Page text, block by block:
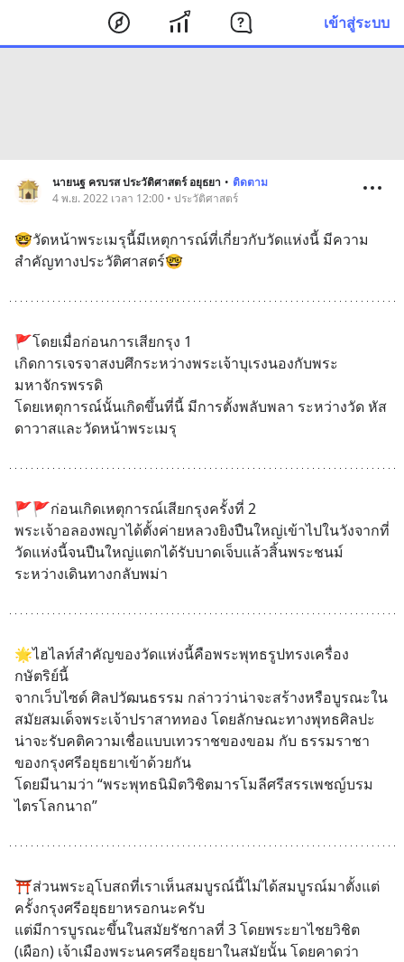
เข้าสู่ระบบ
นายนฐ ครบรส ประวัติศาสตร์ อยุธยา • ติดตาม
4 พ.ย. 2022 เวลา 12:00 • ประวัติศาสตร์
🤓วัดหน้าพระเมรุนี้มีเหตุการณ์ที่เกี่ยวกับวัดแห่งนี้ มีความ
สำคัญทางประวัติศาสตร์🤓
🚩โดยเมื่อก่อนการเสียกรุง 1
เกิดการเจรจาสงบศึกระหว่างพระเจ้าบุเรงนองกับพระ
มหาจักรพรรดิ
โดยเหตุการณ์นั้นเกิดขึ้นที่นี้ มีการตั้งพลับพลา ระหว่างวัด หัส
ดาวาสและวัดหน้าพระเมรุ
🚩🚩ก่อนเกิดเหตุการณ์เสียกรุงครั้งที่ 2
พระเจ้าอลองพญาได้ตั้งค่ายหลวงยิงปืนใหญ่เข้าไปในวังจากที่
วัดแห่งนี้จนปืนใหญ่แตกได้รับบาดเจ็บแล้วสิ้นพระชนม์
ระหว่างเดินทางกลับพม่า
🌟ไฮไลท์สำคัญของวัดแห่งนี้คือพระพุทธรูปทรงเครื่อง
กษัตริย์นี้
จากเว็บไซด์ ศิลปวัฒนธรรม กล่าวว่าน่าจะสร้างหรือบูรณะใน
สมัยสมเด็จพระเจ้าปราสาททอง โดยลักษณะทางพุทธศิลปะ
น่าจะรับคติความเชื่อแบบเทวราชของขอม กับ ธรรมราชา
ของกรุงศรีอยุธยาเข้าด้วยกัน
โดยมีนามว่า “พระพุทธนิมิตวิชิตมารโมลีศรีสรรเพชญ์บรม
ไตรโลกนาถ”
⛩ส่วนพระอุโบสถที่เราเห็นสมบูรณ์นี้ไม่ได้สมบูรณ์มาตั้งแต่
ครั้งกรุงศรีอยุธยาหรอกนะครับ
แต่มีการบูรณะขึ้นในสมัยรัชกาลที่ 3 โดยพระยาไชยวิชิต
(เผือก) เจ้าเมืองพระนครศรีอยุธยาในสมัยนั้น โดยคาดว่า